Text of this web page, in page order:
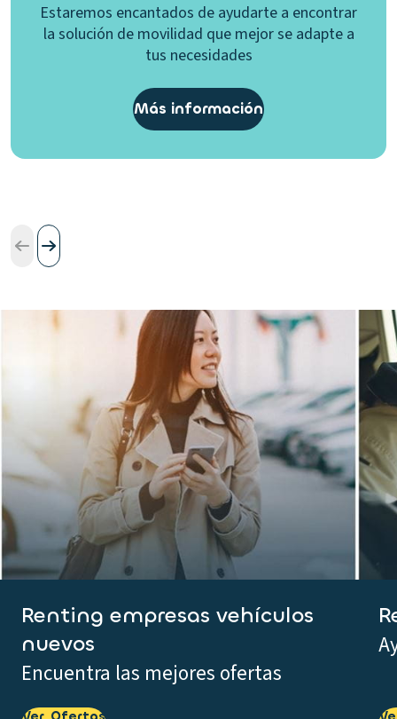
Estaremos encantados de ayudarte a encontrar
la solución de movilidad que mejor se adapte a
tus necesidades
Más información
Renting empresas vehículos
nuevos
Encuentra las mejores ofertas